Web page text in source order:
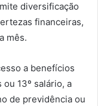
diversificação
financeiras,
mês.
a benefícios
13º salário, a
de previdência ou